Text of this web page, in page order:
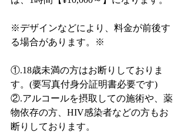
※デザインなどにより、料金が前後す
る場合があります。※
①.18歳未満の方はお断りしておりま
す。(要写真付身分証明書必要です)
②.アルコールを摂取しての施術や、薬
物依存の方、HIV感染者などの方もお
断りしております。